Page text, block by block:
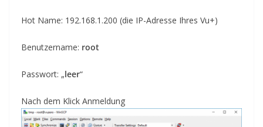
Hot Name: 192.168.1.200 (die IP-Adresse Ihres Vu+)
Benutzername: root
Passwort: „leer“
Nach dem Klick Anmeldung